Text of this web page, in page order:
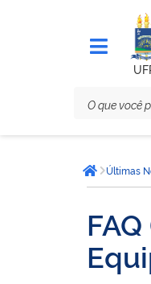
está
aqui:Página
Últimas